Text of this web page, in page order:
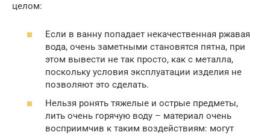
целом:
Если в ванну попадает некачественная ржавая
вода, очень заметными становятся пятна, при
этом вывести не так просто, как с металла,
поскольку условия эксплуатации изделия не
позволяют это сделать.
Нельзя ронять тяжелые и острые предметы,
лить очень горячую воду – материал очень
восприимчив к таким воздействиям: могут